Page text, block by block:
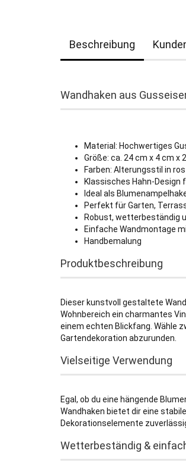
Beschreibung
Wandhaken aus
Material: Hochwertiges
Größe: ca. 24 cm x 4 cm x
Farben: Alterungsstil in
Klassisches Hahn-Design
Ideal als
Perfekt für Garten,
Robust, wetterbeständig
Einfache Wandmontage
Handbemalung
Produktbeschreibung
Dieser kunstvoll gestaltete
Wohnbereich ein charmantes
einem echten Blickfang. Wähle
Gartendekoration abzurunden.
Vielseitige Verwendung
Egal, ob du eine hängende
Wandhaken bietet dir eine
Dekorationselemente
Wetterbeständig &